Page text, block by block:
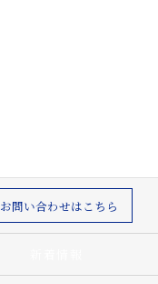
お問い合わせはこちら